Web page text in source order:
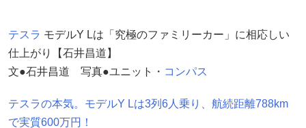
テスラ モデルY Lは「究極のファミリーカー」に相応しい
仕上がり【石井昌道】
文●石井昌道 写真●ユニット・ コンパス
テスラの本気。モデルY Lは3列6人乗り、航続距離788km
で実質600万円！